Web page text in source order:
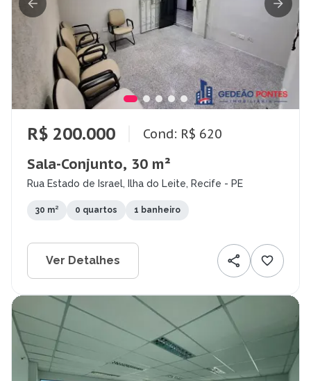
R$ 200.000 Cond: R$ 620
Sala-Conjunto, 30 m²
Rua Estado de Israel, Ilha do Leite, Recife - PE
30 m² 0 quartos 1 banheiro
Ver Detalhes